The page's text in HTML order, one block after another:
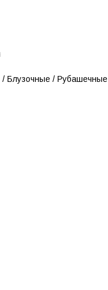
Блузочные / Рубашечные